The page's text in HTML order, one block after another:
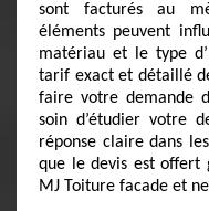
sont facturés au
éléments peuvent
matériau et le type
tarif exact et détaillé
faire votre demande
soin d’étudier votre
réponse claire dans
que le devis est offert
MJ Toiture facade et